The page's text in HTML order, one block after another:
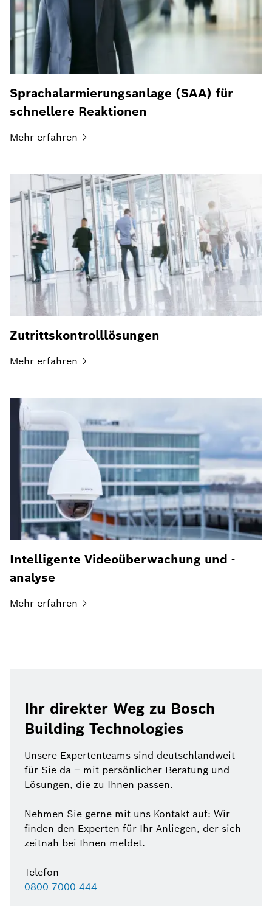
Sprachalarmierungsanlage (SAA) für
schnellere Reaktionen
Mehr erfahren
Zutrittskontrolllösungen
Mehr erfahren
Intelligente Videoüberwachung und -
analyse
Mehr erfahren
Ihr direkter Weg zu Bosch
Building Technologies
Unsere Expertenteams sind deutschlandweit
für Sie da – mit persönlicher Beratung und
Lösungen, die zu Ihnen passen.
Nehmen Sie gerne mit uns Kontakt auf: Wir
finden den Experten für Ihr Anliegen, der sich
zeitnah bei Ihnen meldet.
Telefon
0800 7000 444